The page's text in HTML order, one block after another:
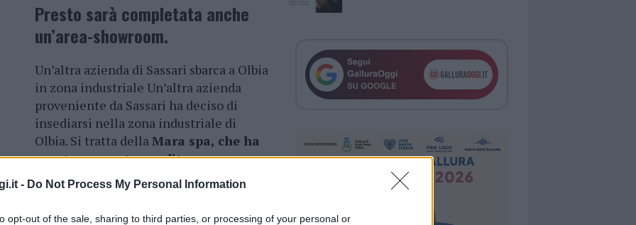
- Do Not Process My Personal Information
opt-out of the sale, sharing to third parties, or processing of your personal or
Presto sarà completata anche
un’area-showroom.
Un’altra azienda di Sassari sbarca a Olbia
in zona industriale Un’altra azienda
proveniente da Sassari ha deciso di
insediarsi nella zona industriale di
Olbia. Si tratta dellaMara spa, che ha
aperto un punto vendita
interamente dedicato alla
termoidraulica
Pincar.